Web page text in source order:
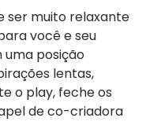
ser muito relaxante
você e seu
uma posição
lentas,
o play, feche os
de co-criadora